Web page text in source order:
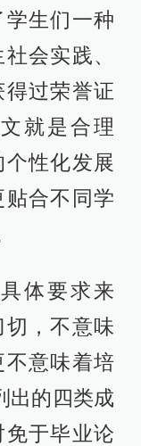
生们一种
会实践、
过荣誉证
就是合理
性化发展
合不同学
体要求来
，不意味
意味着培
出的四类成
于毕业论